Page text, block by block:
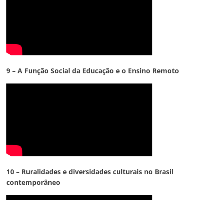
9 – A Função Social da Educação e o Ensino Remoto
10 – Ruralidades e diversidades culturais no Brasil
contemporâneo